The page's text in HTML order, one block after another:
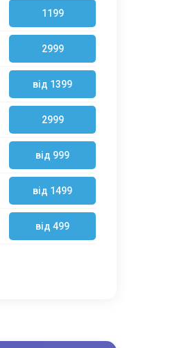
1199
2999
від 1399
2999
від 999
від 1499
від 499